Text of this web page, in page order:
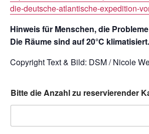
die-deutsche-atlantische-expedition-
Hinweis für Menschen, die
Die Räume sind auf 20°C klimatisiert.
Copyright Text & Bild: DSM / Nicole
Bitte die Anzahl zu reservierender